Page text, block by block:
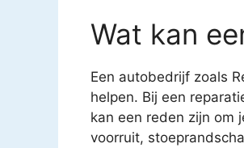
Wat kan
Een autobedrijf zoals
helpen. Bij een
kan een reden zijn om
voorruit,